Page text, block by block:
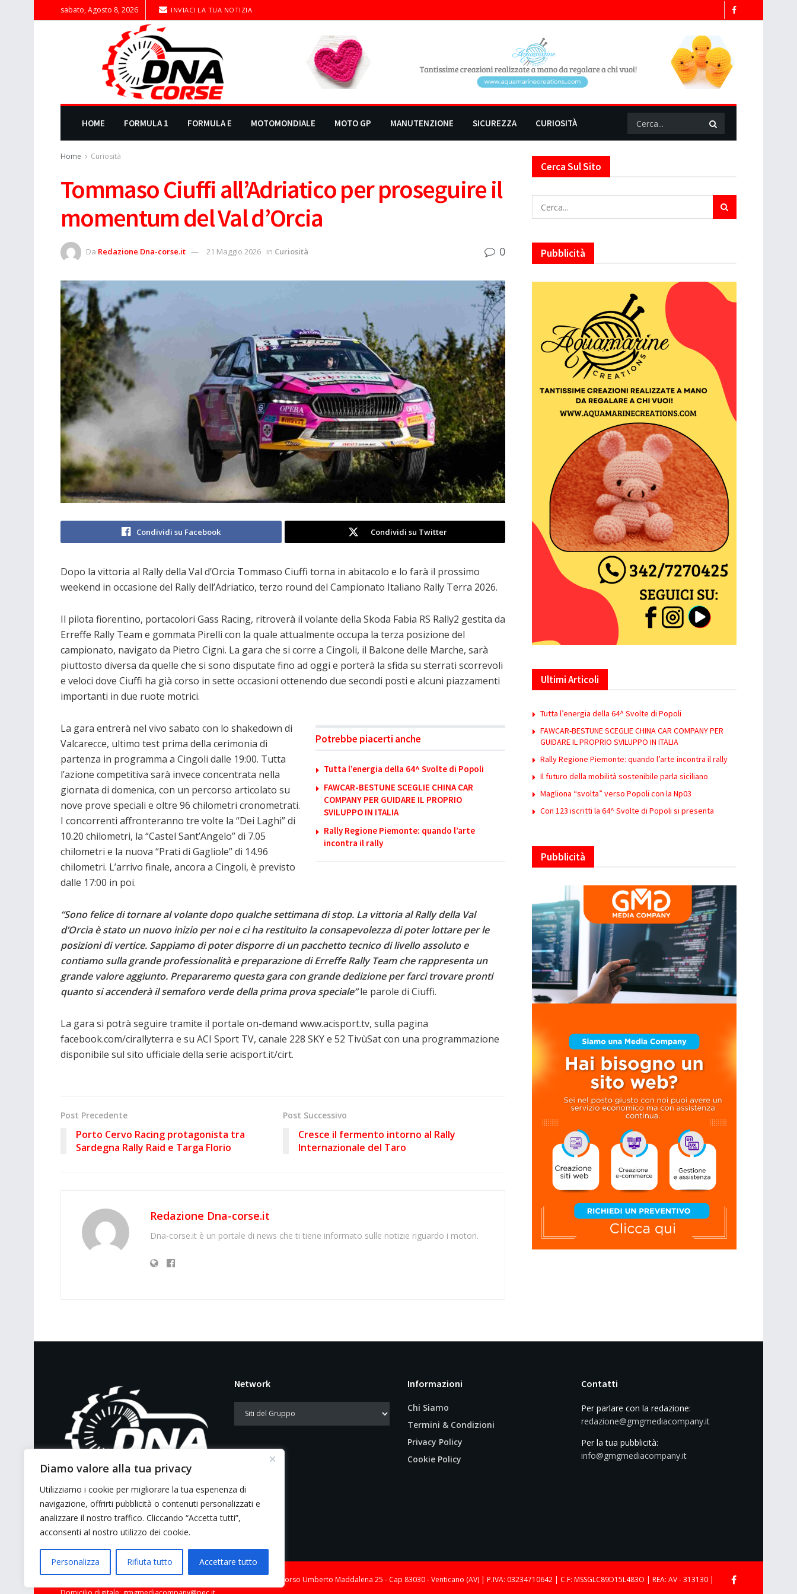
Diamo valore alla tua privacy
Utilizziamo i cookie per migliorare la tua esperienza di
navigazione, offrirti pubblicità o contenuti personalizzati e
analizzare il nostro traffico. Cliccando “Accetta tutti”,
acconsenti al nostro utilizzo dei cookie.
Personalizza Rifiuta tutto Accettare tutto
sabato, Agosto 8, 2026 INVIACI LA TUA NOTIZIA
HOME FORMULA 1 FORMULA E MOTOMONDIALE MOTO GP MANUTENZIONE SICUREZZA CURIOSITÀ
Home Curiosità
Tommaso Ciuffi all’Adriatico per proseguire il
momentum del Val d’Orcia
Da Redazione Dna-corse.it 21 Maggio 2026 in Curiosità 0
Condividi su Facebook Condividi su Twitter
Dopo la vittoria al Rally della Val d’Orcia Tommaso Ciuffi torna in abitacolo e lo farà il prossimo
weekend in occasione del Rally dell’Adriatico, terzo round del Campionato Italiano Rally Terra 2026.
Il pilota fiorentino, portacolori Gass Racing, ritroverà il volante della Skoda Fabia RS Rally2 gestita da
Erreffe Rally Team e gommata Pirelli con la quale attualmente occupa la terza posizione del
campionato, navigato da Pietro Cigni. La gara che si corre a Cingoli, il Balcone delle Marche, sarà
piuttosto diversa da quelle che si sono disputate fino ad oggi e porterà la sfida su sterrati scorrevoli
e veloci dove Ciuffi ha già corso in sette occasioni ottenendo due secondi posti e alcuni piazzamenti
importanti in due ruote motrici.
Potrebbe piacerti anche
Tutta l’energia della 64^ Svolte di Popoli
FAWCAR-BESTUNE SCEGLIE CHINA CAR
COMPANY PER GUIDARE IL PROPRIO
SVILUPPO IN ITALIA
Rally Regione Piemonte: quando l’arte
incontra il rally
La gara entrerà nel vivo sabato con lo shakedown di
Valcarecce, ultimo test prima della cerimonia di
partenza in programma a Cingoli dalle 19:00. Tutta
l’azione competitiva sarà invece concentrata nella
giornata di domenica, con un percorso articolato su
nove prove speciali e oltre 96 chilometri cronometrati.
I concorrenti affronteranno tre volte la “Dei Laghi” di
10.20 chilometri, la “Castel Sant’Angelo” di 7.05
chilometri e la nuova “Prati di Gagliole” di 14.96
chilometri. L’arrivo finale, ancora a Cingoli, è previsto
dalle 17:00 in poi.
“Sono felice di tornare al volante dopo qualche settimana di stop. La vittoria al Rally della Val
d’Orcia è stato un nuovo inizio per noi e ci ha restituito la consapevolezza di poter lottare per le
posizioni di vertice. Sappiamo di poter disporre di un pacchetto tecnico di livello assoluto e
contiamo sulla grande professionalità e preparazione di Erreffe Rally Team che rappresenta un
grande valore aggiunto. Prepararemo questa gara con grande dedizione per farci trovare pronti
quanto si accenderà il semaforo verde della prima prova speciale”le parole di Ciuffi.
La gara si potrà seguire tramite il portale on-demand www.acisport.tv, sulla pagina
facebook.com/cirallyterra e su ACI Sport TV, canale 228 SKY e 52 TivùSat con una programmazione
disponibile sul sito ufficiale della serie acisport.it/cirt.
Post Precedente
Porto Cervo Racing protagonista tra
Sardegna Rally Raid e Targa Florio
Post Successivo
Cresce il fermento intorno al Rally
Internazionale del Taro
Redazione Dna-corse.it
Dna-corse.it è un portale di news che ti tiene informato sulle notizie riguardo i motori.
Cerca Sul Sito
Pubblicità
Ultimi Articoli
Tutta l’energia della 64^ Svolte di Popoli
FAWCAR-BESTUNE SCEGLIE CHINA CAR COMPANY PER
GUIDARE IL PROPRIO SVILUPPO IN ITALIA
Rally Regione Piemonte: quando l’arte incontra il rally
Il futuro della mobilità sostenibile parla siciliano
Magliona “svolta” verso Popoli con la Np03
Con 123 iscritti la 64^ Svolte di Popoli si presenta
Pubblicità
E’ un portale di news ai sensi del D.L.
7/5/2001 n. 62
Network Informazioni
Chi Siamo
Termini & Condizioni
Privacy Policy
Cookie Policy
Contatti
Per parlare con la redazione:
redazione@gmgmediacompany.it
Per la tua pubblicità:
info@gmgmediacompany.it
© 2026 GMG Media Company Di Mossutti Gianluca | Sede legale: Corso Umberto Maddalena 25 - Cap 83030 - Venticano (AV) | P.IVA: 03234710642 | C.F: MSSGLC89D15L483O | REA: AV - 313130 |